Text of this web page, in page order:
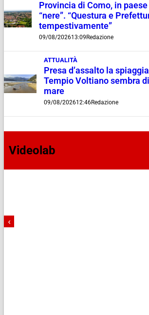
Provincia di Como, in
“nere”. “Questura e
tempestivamente”
09/08/202613:09 Redazione
ATTUALITÀ
Presa d’assalto la
Tempio Voltiano sembra
mare
09/08/202612:46Redazione
Videolab
‹